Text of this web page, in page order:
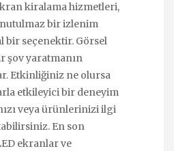
kiralama hizmetleri,
bir izlenim
bir seçenektir. Görsel
şov yaratmanın
Etkinliğiniz ne olursa
etkileyici bir deneyim
veya ürünlerinizi ilgi
En son
ekranlar ve